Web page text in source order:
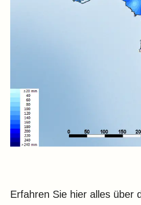
Erfahren Sie hier alles über